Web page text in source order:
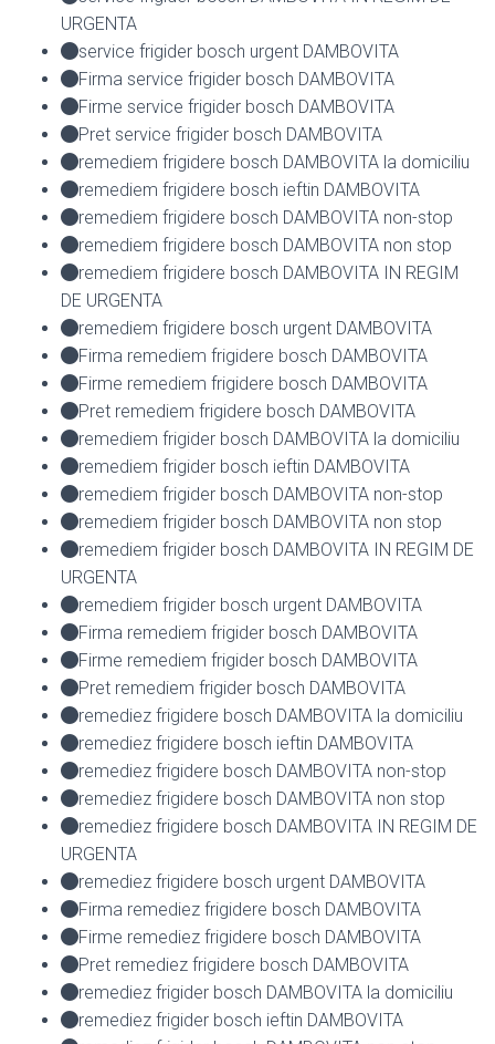
URGENTA
service frigider bosch urgent DAMBOVITA
Firma service frigider bosch DAMBOVITA
Firme service frigider bosch DAMBOVITA
Pret service frigider bosch DAMBOVITA
remediem frigidere bosch DAMBOVITA la domiciliu
remediem frigidere bosch ieftin DAMBOVITA
remediem frigidere bosch DAMBOVITA non-stop
remediem frigidere bosch DAMBOVITA non stop
remediem frigidere bosch DAMBOVITA IN REGIM
DE URGENTA
remediem frigidere bosch urgent DAMBOVITA
Firma remediem frigidere bosch DAMBOVITA
Firme remediem frigidere bosch DAMBOVITA
Pret remediem frigidere bosch DAMBOVITA
remediem frigider bosch DAMBOVITA la domiciliu
remediem frigider bosch ieftin DAMBOVITA
remediem frigider bosch DAMBOVITA non-stop
remediem frigider bosch DAMBOVITA non stop
remediem frigider bosch DAMBOVITA IN REGIM DE
URGENTA
remediem frigider bosch urgent DAMBOVITA
Firma remediem frigider bosch DAMBOVITA
Firme remediem frigider bosch DAMBOVITA
Pret remediem frigider bosch DAMBOVITA
remediez frigidere bosch DAMBOVITA la domiciliu
remediez frigidere bosch ieftin DAMBOVITA
remediez frigidere bosch DAMBOVITA non-stop
remediez frigidere bosch DAMBOVITA non stop
remediez frigidere bosch DAMBOVITA IN REGIM DE
URGENTA
remediez frigidere bosch urgent DAMBOVITA
Firma remediez frigidere bosch DAMBOVITA
Firme remediez frigidere bosch DAMBOVITA
Pret remediez frigidere bosch DAMBOVITA
remediez frigider bosch DAMBOVITA la domiciliu
remediez frigider bosch ieftin DAMBOVITA